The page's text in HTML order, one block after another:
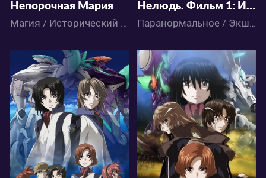
Непорочная Мария
Магия / Исторический / Комедия / Романтика / Фэнтези / Аниме
Нелюдь. Фильм 1: Импульс
Паранормальное / Экшен / Детектив / Ужасы / Аниме
5192
0 1
4704
0 0